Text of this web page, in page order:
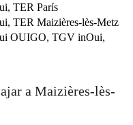
TER París
TER Maizières-lès-Metz
OUIGO, TGV inOui,
a Maizières-lès-